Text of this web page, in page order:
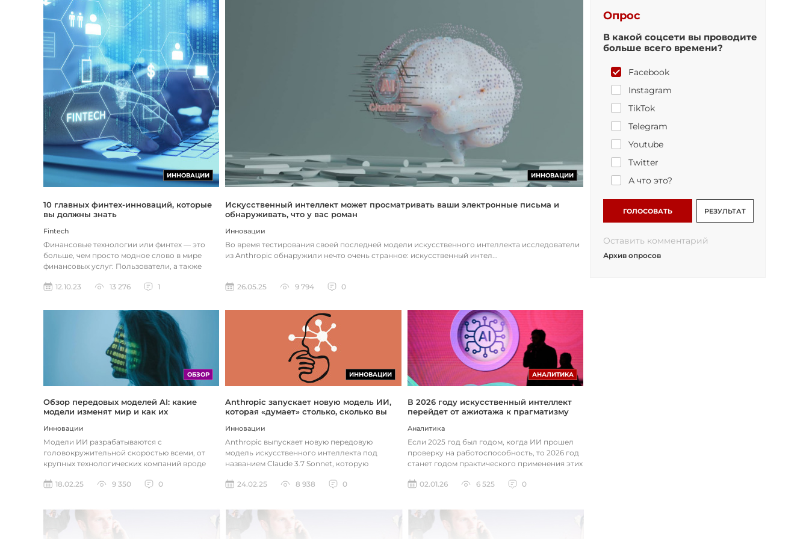
ИННОВАЦИИ
10 главных финтех-инноваций, которые
вы должны знать
Fintech
Финансовые технологии или финтех — это
больше, чем просто модное слово в мире
финансовых услуг. Пользователи, а также
12.10.23
13 276 1
ИННОВАЦИИ
Искусственный интеллект может просматривать ваши электронные письма и
обнаруживать, что у вас роман
Инновации
Во время тестирования своей последней модели искусственного интеллекта исследователи
из Anthropic обнаружили нечто очень странное: искусственный интел...
26.05.25 9 794 0
ОБЗОР
Обзор передовых моделей AI: какие
модели изменят мир и как их
Инновации
Модели ИИ разрабатываются с
головокружительной скоростью всеми, от
крупных технологических компаний вроде
Anthropic...
18.02.25 9 350 0
ИННОВАЦИИ
Anthropic запускает новую модель ИИ,
которая «думает» столько, сколько вы
Инновации
Anthropic выпускает новую передовую
модель искусственного интеллекта под
названием Claude 3.7 Sonnet, которую
24.02.25
8 938 0
АНАЛИТИКА
В 2026 году искусственный интеллект
перейдет от ажиотажа к прагматизму
Аналитика
Если 2025 год был годом, когда ИИ прошел
проверку на работоспособность, то 2026 год
станет годом практического применения этих
02.01.26
6 525 0
Опрос
В какой соцсети вы проводите
больше всего времени?
Facebook
Instagram
TikTok
Telegram
Youtube
Twitter
А что это?
ГОЛОСОВАТЬ РЕЗУЛЬТАТ
Оставить комментарий
Архив опросов